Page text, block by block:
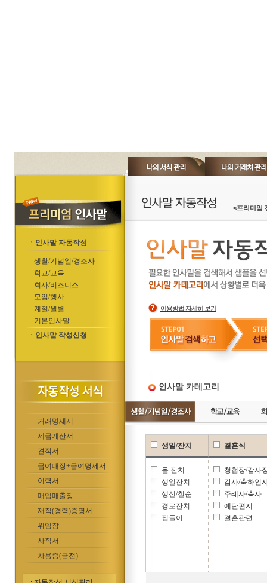
ㆍ인사말 자동작성
생활/기념일/경조사
학교/교육
회사/비즈니스
모임/행사
계절/월별
기본인사말
ㆍ인사말 작성신청
거래명세서
세금계산서
견적서
급여대장+급여명세서
이력서
매입매출장
재직(경력)증명서
위임장
사직서
차용증(금전)
<프리미엄
이용방법 자세히 보기
인사말 카테고리
생일/잔치
돌 잔치
생일잔치
생신/칠순
경로잔치
집들이
결혼식
청첩장/감사
감사/축하인
주례사/축사
예단편지
결혼관련